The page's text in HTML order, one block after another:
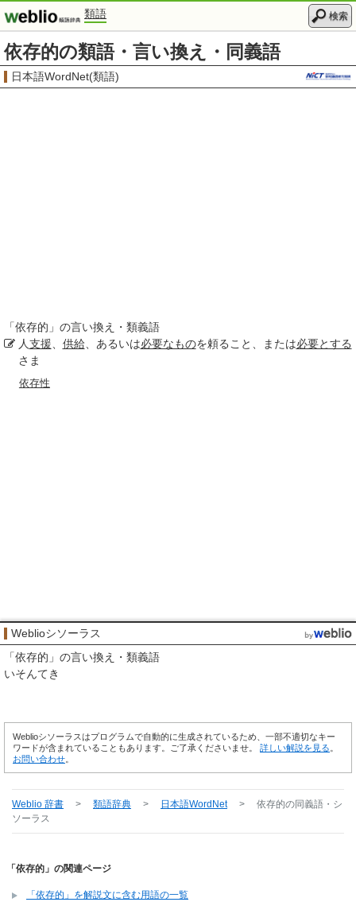
類語 検索
依存的の類語・言い換え・同義語
日本語WordNet(類語)
「依存的 」の言い換え・類義語
人支援 供給 、あるいは必要なものを頼ること、または必要とする
さま
依存性
Weblioシソーラス
「依存的 」の言い換え・類義語
いそんてき
Weblioシソーラスはプログラムで自動的に生成されているため、一部不適切なキー
ワードが含まれていることもあります。ご了承くださいませ。 詳しい解説を見る。
お問い合わせ。
Weblio 辞書 > 類語辞典 > 日本語WordNet > 依存的の同義語・シ
ソーラス
「依存的」の関連ページ
「依存的」を解説文に含む用語の一覧